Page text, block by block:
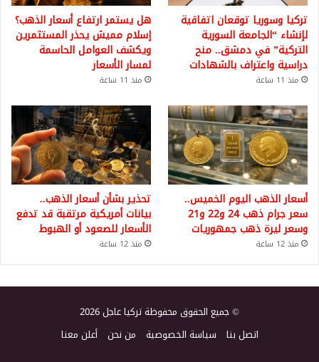
تركيا وسوريا توقعان اتفاقية
لإنشاء “الجامعة السورية
التركية” في دمشق.. منح
دراسية واعتراف بالشهادات
منذ 11 ساعة
هل يستمر ارتفاع أسعار الذهب؟
إسلام مميش يحذر المستثمرين
ويكشف العوامل الحاسمة
لمسار الأسعار
منذ 11 ساعة
أسعار الذهب اليوم الخميس..
سعر جرام ذهب 24 و22 و21
وسعر ليرة ذهب جمهوريات
منذ 12 ساعة
تحذير بشأن أسعار الذهب..
بيانات أمريكية مرتقبة قد تدفع
الأسعار للصعود أو الهبوط
منذ 12 ساعة
© جميع الحقوق محفوظة تركيا عاجل 2026
اتصل بنا سياسة الخصوصية من نحن أعلن معنا